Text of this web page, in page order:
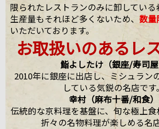
限られたレストランのみに卸している
生産量もそれほど多くないため、 数量
いただいております。
お取扱いのあるレ
鮨よしたけ（銀座/寿司屋
2010年に銀座に出店し、ミシュラン
している気鋭の名店です。
幸村（麻布十番/和食）
伝統的な京料理を基盤に、旬な極上
折々の名物料理が楽しめる名